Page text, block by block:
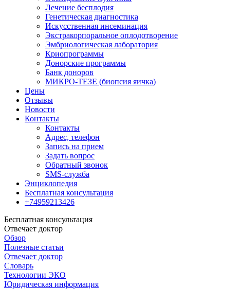
Лечение бесплодия
Генетическая диагностика
Искусственная инсеминация
Экстракорпоральное оплодотворение
Эмбриологическая лаборатория
Криопрограммы
Донорские программы
Банк доноров
МИКРО-ТЕЗЕ (биопсия яичка)
Цены
Отзывы
Новости
Контакты
Контакты
Адрес, телефон
Запись на прием
Задать вопрос
Обратный звонок
SMS-служба
Энциклопедия
Бесплатная консультация
+74959213426
Бесплатная консультация
Отвечает доктор
Обзор
Полезные статьи
Отвечает доктор
Словарь
Технологии ЭКО
Юридическая информация